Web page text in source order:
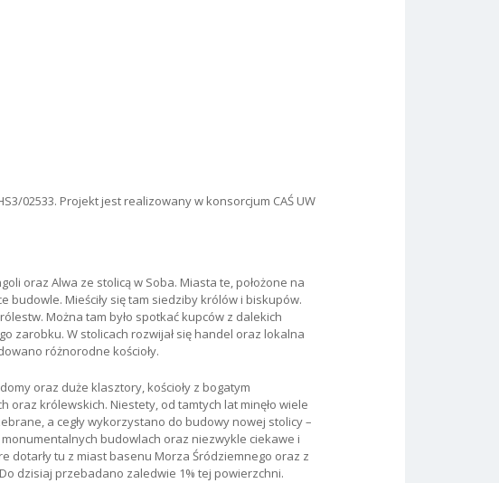
02533. Projekt jest realizowany w konsorcjum CAŚ UW
oraz Alwa ze stolicą w Soba. Miasta te, położone na
budowle. Mieściły się tam siedziby królów i biskupów.
Można tam było spotkać kupców z dalekich
zarobku. W stolicach rozwijał się handel oraz lokalna
różnorodne kościoły.
oraz duże klasztory, kościoły z bogatym
oraz królewskich. Niestety, od tamtych lat minęło wiele
a cegły wykorzystano do budowy nowej stolicy –
budowlach oraz niezwykle ciekawe i
tu z miast basenu Morza Śródziemnego oraz z
dzisiaj przebadano zaledwie 1% tej powierzchni.